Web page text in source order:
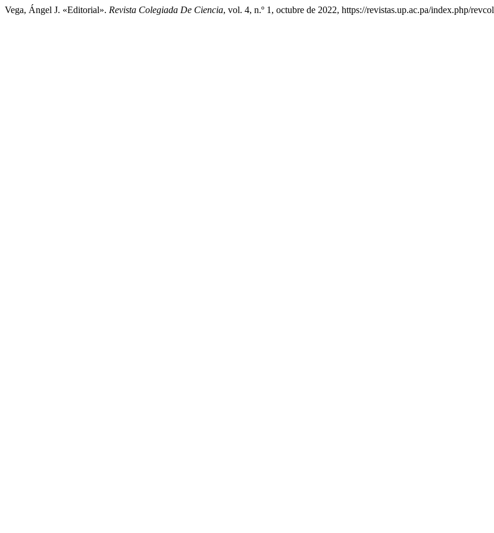
Vega, Ángel J. «Editorial». Revista Colegiada De Ciencia, vol. 4, n.º 1, octubre de 2022, https://revistas.up.ac.pa/index.php/